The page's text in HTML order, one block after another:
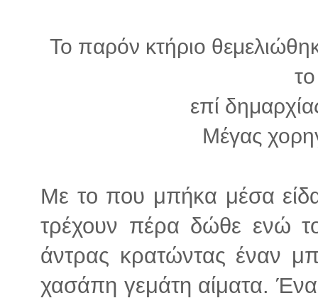
Το παρόν κτήριο
επί
Μέγας
Με το που μπήκα μέσα
τρέχουν πέρα δώθε ενώ
άντρας κρατώντας έναν
χασάπη γεμάτη αίματα.